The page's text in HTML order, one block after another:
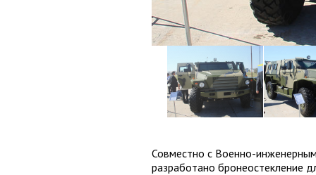
Совместно с Военно-
разработано бронеостекление